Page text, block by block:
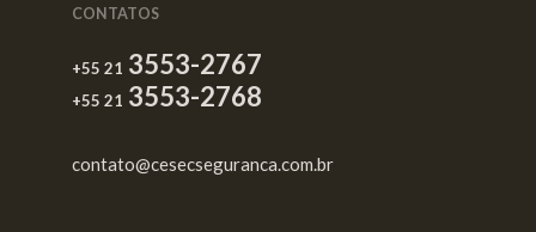
CONTATOS
+55 21 3553-2767
+55 21 3553-2768
contato@cesecseguranca.com.br